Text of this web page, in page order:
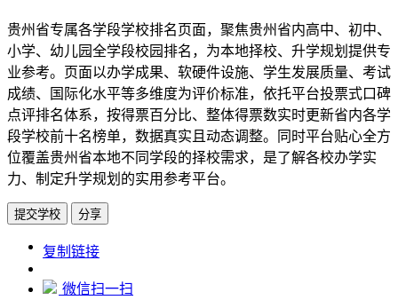
贵州省专属各学段学校排名页面，聚焦贵州省内高中、初中、
小学、幼儿园全学段校园排名，为本地择校、升学规划提供专
业参考。页面以办学成果、软硬件设施、学生发展质量、考试
成绩、国际化水平等多维度为评价标准，依托平台投票式口碑
点评排名体系，按得票百分比、整体得票数实时更新省内各学
段学校前十名榜单，数据真实且动态调整。同时平台贴心全方
位覆盖贵州省本地不同学段的择校需求，是了解各校办学实
力、制定升学规划的实用参考平台。
提交学校 分享
https://www.edupk.cn/ct/4217
复制链接
微信扫一扫